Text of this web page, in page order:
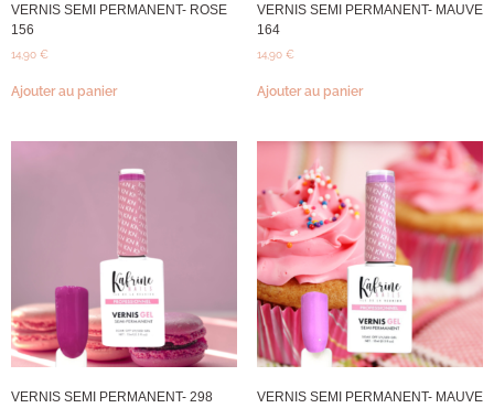
VERNIS SEMI PERMANENT- ROSE
156
14,90 €
Ajouter au panier
VERNIS SEMI PERMANENT- MAUVE
164
14,90 €
Ajouter au panier
VERNIS SEMI PERMANENT- 298
VERNIS SEMI PERMANENT- MAUVE